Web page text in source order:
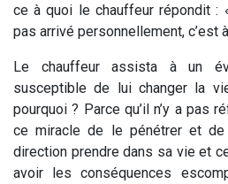
ce à quoi le chauffeur répondit :
pas arrivé personnellement, c’est
Le chauffeur assista à un
susceptible de lui changer la
pourquoi ? Parce qu’il n’y a pas
ce miracle de le pénétrer et de
direction prendre dans sa vie et
avoir les conséquences